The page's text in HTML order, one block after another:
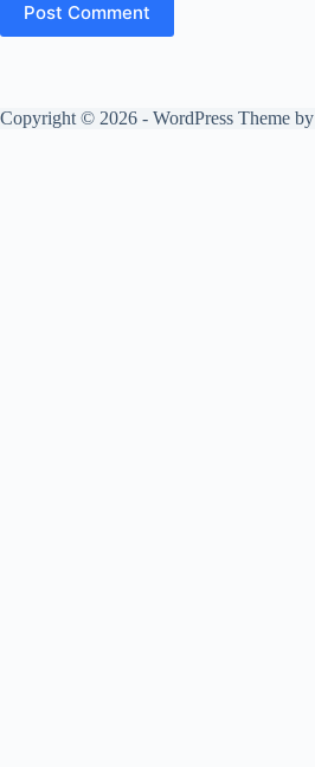
Post Comment
Copyright © 2026 - WordPress Theme by